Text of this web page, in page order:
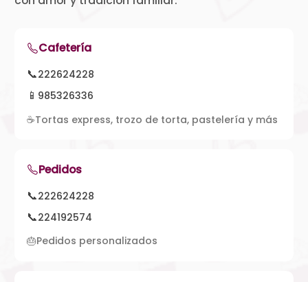
Cafetería
📞222624228
📱 985326336
☕Tortas express, trozo de torta, pastelería y más
Pedidos
📞222624228
📞224192574
🎂Pedidos personalizados